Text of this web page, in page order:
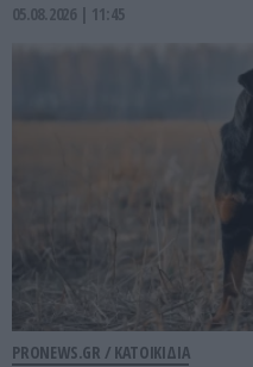
05.08.2026 | 11:45
PRONEWS.GR / ΚΑΤΟΙΚΙΔΙΑ